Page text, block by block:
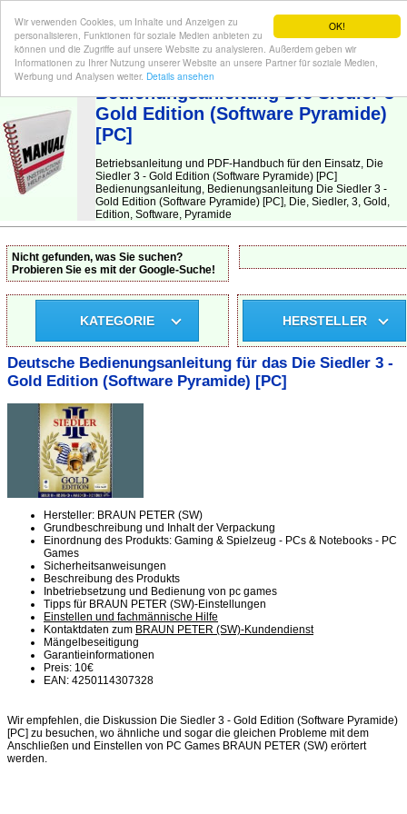
OK!
Wir verwenden Cookies, um Inhalte und Anzeigen zu
personalisieren, Funktionen für soziale Medien anbieten zu
können und die Zugriffe auf unsere Website zu analysieren. Außerdem geben wir
Informationen zu Ihrer Nutzung unserer Website an unsere Partner für soziale Medien,
Werbung und Analysen weiter. Details ansehen
BEDIENUNGSANLEITUNG| Hier finden Sie die deutsche Anleitung!
Bedienungsanleitung Die Siedler 3 -
Gold Edition (Software Pyramide)
[PC]
Betriebsanleitung und PDF-Handbuch für den Einsatz, Die
Siedler 3 - Gold Edition (Software Pyramide) [PC]
Bedienungsanleitung, Bedienungsanleitung Die Siedler 3 -
Gold Edition (Software Pyramide) [PC], Die, Siedler, 3, Gold,
Edition, Software, Pyramide
Nicht gefunden, was Sie suchen?
Probieren Sie es mit der Google-Suche!
KATEGORIE HERSTELLER
Deutsche Bedienungsanleitung für das Die Siedler 3 -
Gold Edition (Software Pyramide) [PC]
Hersteller: BRAUN PETER (SW)
Grundbeschreibung und Inhalt der Verpackung
Einordnung des Produkts: Gaming & Spielzeug - PCs & Notebooks - PC
Games
Sicherheitsanweisungen
Beschreibung des Produkts
Inbetriebsetzung und Bedienung von pc games
Tipps für BRAUN PETER (SW)-Einstellungen
Einstellen und fachmännische Hilfe
Kontaktdaten zum BRAUN PETER (SW)-Kundendienst
Mängelbeseitigung
Garantieinformationen
Preis: 10€
EAN: 4250114307328
Wir empfehlen, die Diskussion Die Siedler 3 - Gold Edition (Software Pyramide)
[PC] zu besuchen, wo ähnliche und sogar die gleichen Probleme mit dem
Anschließen und Einstellen von PC Games BRAUN PETER (SW) erörtert
werden.